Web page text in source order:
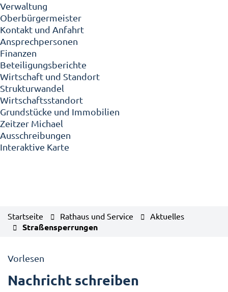
Verwaltung
Oberbürgermeister
Kontakt und Anfahrt
Ansprechpersonen
Finanzen
Beteiligungsberichte
Wirtschaft und Standort
Strukturwandel
Wirtschaftsstandort
Grundstücke und Immobilien
Zeitzer Michael
Ausschreibungen
Interaktive Karte
Startseite Rathaus und Service Aktuelles
Straßensperrungen
Vorlesen
Nachricht schreiben